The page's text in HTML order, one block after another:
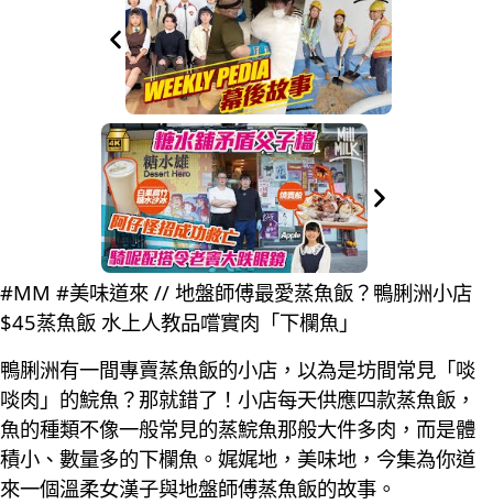
#MM #美味道來 // 地盤師傅最愛蒸魚飯？鴨脷洲小店
$45蒸魚飯 水上人教品嚐實肉「下欄魚」
鴨脷洲有一間專賣蒸魚飯的小店，以為是坊間常見「啖
啖肉」的鯇魚？那就錯了！小店每天供應四款蒸魚飯，
魚的種類不像一般常見的蒸鯇魚那般大件多肉，而是體
積小、數量多的下欄魚。娓娓地，美味地，今集為你道
來一個溫柔女漢子與地盤師傅蒸魚飯的故事。